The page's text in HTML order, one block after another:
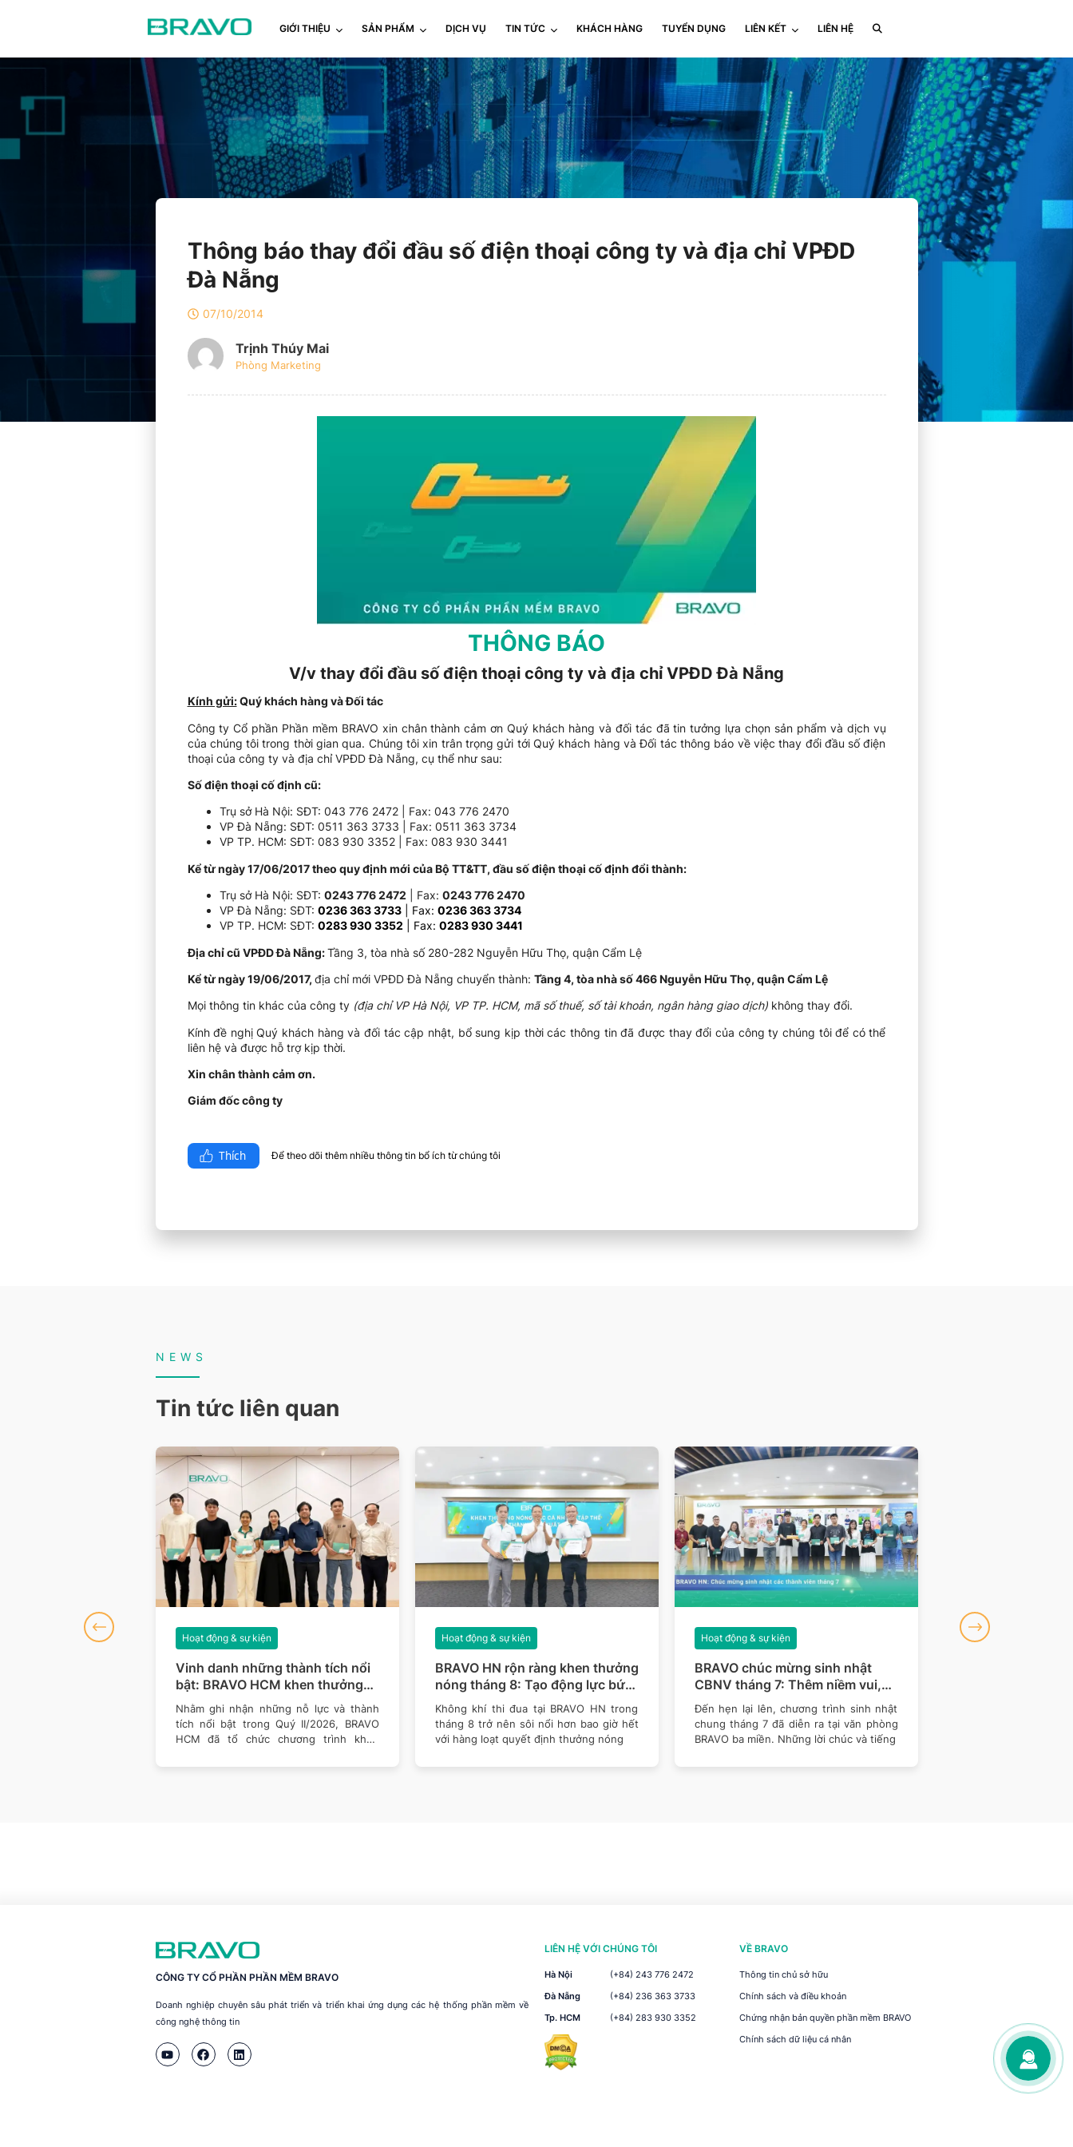
GIỚI THIỆU SẢN PHẨM DỊCH VỤ TIN TỨC KHÁCH HÀNG TUYỂN DỤNG LIÊN KẾT LIÊN HỆ
Thông báo thay đổi đầu số điện thoại công ty và địa chỉ VPĐD
Đà Nẵng
07/10/2014
Trịnh Thúy Mai
Phòng Marketing
THÔNG BÁO
V/v thay đổi đầu số điện thoại công ty và địa chỉ VPĐD Đà Nẵng
Kính gửi:Quý khách hàng và Đối tác
Công ty Cổ phần Phần mềm BRAVO xin chân thành cảm ơn Quý khách hàng và đối tác đã tin tưởng lựa chọn sản phẩm và dịch vụ
của chúng tôi trong thời gian qua. Chúng tôi xin trân trọng gửi tới Quý khách hàng và Đối tác thông báo về việc thay đổi đầu số điện
thoại của công ty và địa chỉ VPĐD Đà Nẵng, cụ thể như sau:
Số điện thoại cố định cũ:
Trụ sở Hà Nội: SĐT: 043 776 2472 | Fax: 043 776 2470
VP Đà Nẵng: SĐT: 0511 363 3733 | Fax: 0511 363 3734
VP TP. HCM: SĐT: 083 930 3352 | Fax: 083 930 3441
Kể từ ngày 17/06/2017 theo quy định mới của Bộ TT&TT, đầu số điện thoại cố định đổi thành:
Trụ sở Hà Nội: SĐT: 0243 776 2472 | Fax: 0243 776 2470
VP Đà Nẵng: SĐT: 0236 363 3733| Fax: 0236 363 3734
VP TP. HCM: SĐT: 0283 930 3352 | Fax: 0283 930 3441
Địa chỉ cũ VPĐD Đà Nẵng:Tầng 3, tòa nhà số 280-282 Nguyễn Hữu Thọ, quận Cẩm Lệ
Kể từ ngày 19/06/2017, địa chỉ mới VPĐD Đà Nẵng chuyển thành: Tầng 4, tòa nhà số 466 Nguyễn Hữu Thọ, quận Cẩm Lệ
Mọi thông tin khác của công ty (địa chỉ VP Hà Nội, VP TP. HCM, mã số thuế, số tài khoản, ngân hàng giao dịch)không thay đổi.
Kính đề nghị Quý khách hàng và đối tác cập nhật, bổ sung kịp thời các thông tin đã được thay đổi của công ty chúng tôi để có thể
liên hệ và được hỗ trợ kịp thời.
Xin chân thành cảm ơn.
Giám đốc công ty
Thích Để theo dõi thêm nhiều thông tin bổ ích từ chúng tôi​
NEWS
Tin tức liên quan
Vinh danh những thành tích nổi
bật: BRAVO HCM khen thưởng
Quý II/2026
Hoạt động & sự kiện
Nhằm ghi nhận những nỗ lực và thành
tích nổi bật trong Quý II/2026, BRAVO
HCM đã tổ chức chương trình khen
BRAVO HN rộn ràng khen thưởng
nóng tháng 8: Tạo động lực bứt
phá mục tiêu năm 2026
Hoạt động & sự kiện
Không khí thi đua tại BRAVO HN trong
tháng 8 trở nên sôi nổi hơn bao giờ hết
với hàng loạt quyết định thưởng nóng
BRAVO chúc mừng sinh nhật
CBNV tháng 7: Thêm niềm vui,
thêm gắn kết
Hoạt động & sự kiện
Đến hẹn lại lên, chương trình sinh nhật
chung tháng 7 đã diễn ra tại văn phòng
BRAVO ba miền. Những lời chúc và tiếng
Hoạt động & sự kiện
CÔNG TY CỔ PHẦN PHẦN MỀM BRAVO
Doanh nghiệp chuyên sâu phát triển và triển khai ứng dụng các hệ thống phần mềm về
công nghệ thông tin
LIÊN HỆ VỚI CHÚNG TÔI
Hà Nội
(+84) 243 776 2472
Đà Nẵng
(+84) 236 363 3733
Tp. HCM
(+84) 283 930 3352
VỀ BRAVO
Thông tin chủ sở hữu
Chính sách và điều khoản
Chứng nhận bản quyền phần mềm BRAVO
Chính sách dữ liệu cá nhân